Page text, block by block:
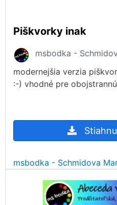
Piškvorky inak
msbodka -
modernejšia verzia
:-) vhodné pre
msbodka - Schmidova